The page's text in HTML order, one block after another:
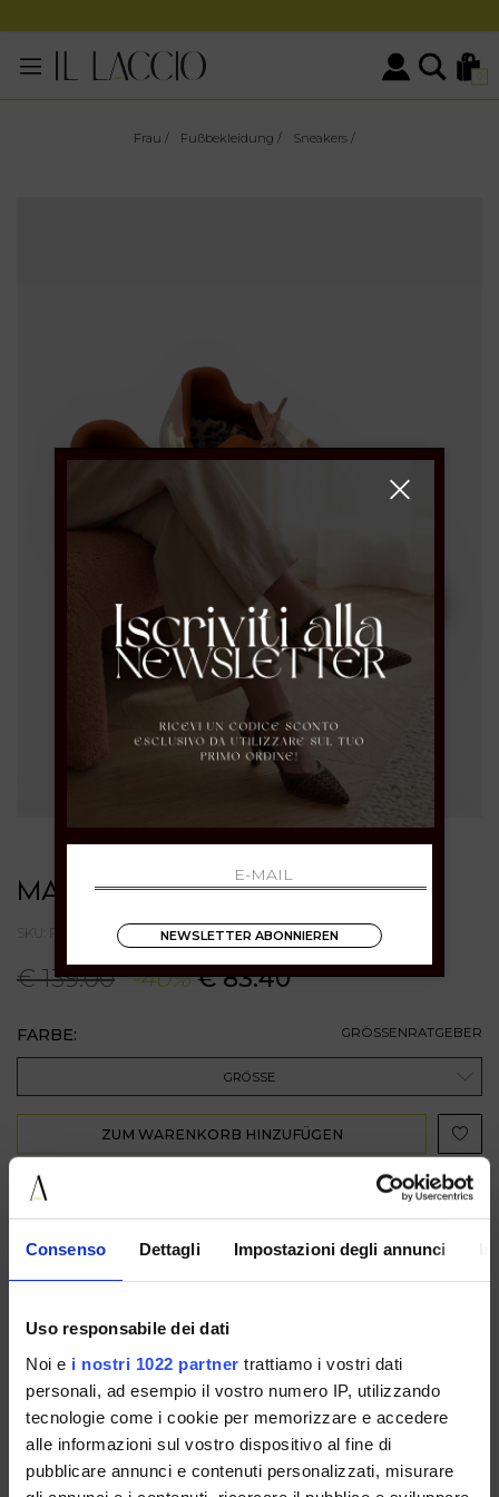
Consenso Dettagli Impostazioni degli annunci
Uso responsabile dei dati
Noi e i nostri 1022 partner trattiamo i vostri dati
personali, ad esempio il vostro numero IP, utilizzando
tecnologie come i cookie per memorizzare e accedere
alle informazioni sul vostro dispositivo al fine di
pubblicare annunci e contenuti personalizzati, misurare
0
Frau / Fußbekleidung / Sneakers/
MARIPE'
SKU: PURECOMBIBUTTER
€ 139.00 -40% € 83.40
FARBE: GRÖSSENRATGEBER
GRÖSSE
ZUM WARENKORB HINZUFÜGEN
PURECOMBIBEIGE/BORDEAUXPURECOMBIBLUE/GOLDPURECOMBIBROWN
NEWSLETTER ABONNIEREN